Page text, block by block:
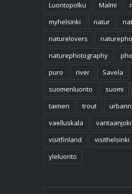
Luontopolku
Malmi
myhelsinki
natur
naturelovers
naturephotography
puro
river
Savela
suomenluonto
suomi
taimen
trout
vaelluskala
vantaanjoki
visitfinland
visithelsinki
yleluonto